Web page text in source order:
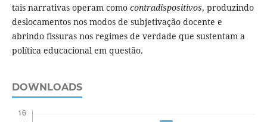
tais narrativas operam como contradispositivos, produzindo
deslocamentos nos modos de subjetivação docente e
abrindo fissuras nos regimes de verdade que sustentam a
política educacional em questão.
DOWNLOADS